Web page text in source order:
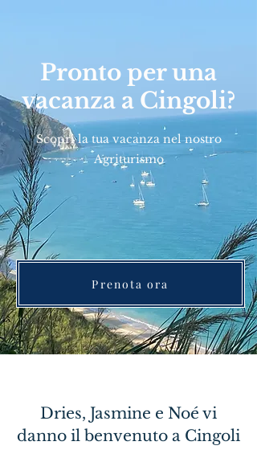
Pronto per una
vacanza a Cingoli?
Scopri la tua vacanza nel nostro
Agriturismo
Prenota ora
Dries, Jasmine e Noé vi
danno il benvenuto a Cingoli